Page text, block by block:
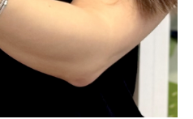
Лосьон Beaphar Ear Cleaner Bio
Milk для чистки ушей у собак и
кошек 100 мл.